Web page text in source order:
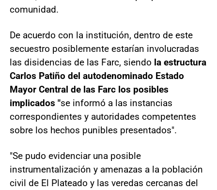
comunidad.
De acuerdo con la institución, dentro de este
secuestro posiblemente estarían involucradas
las disidencias de las Farc, siendo la estructura
Carlos Patiño del autodenominado Estado
Mayor Central de las Farc los posibles
implicados "se informó a las instancias
correspondientes y autoridades competentes
sobre los hechos punibles presentados".
"Se pudo evidenciar una posible
instrumentalización y amenazas a la población
civil de El Plateado y las veredas cercanas del